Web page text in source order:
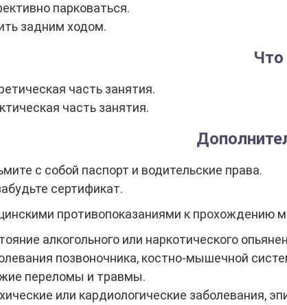
парковаться.
задним ходом.
часть занятия.
часть занятия.
с собой паспорт и водительские права.
сертификат.
противопоказаниями к прохождению
алкогольного или наркотического
позвоночника, костно-мышечной
переломы и травмы.
или кардиологические заболевания,